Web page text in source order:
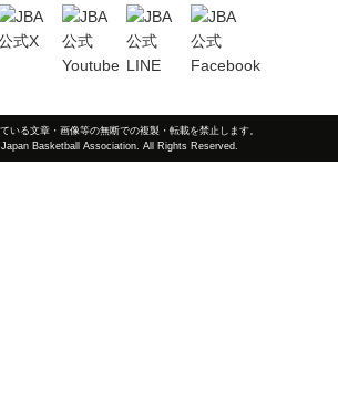
いる文章・画像等の無断での複製・転載を禁止します。
Basketball Association. All Rights Reserved.